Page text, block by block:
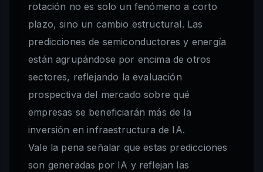
rotación no es solo un fenómeno a corto
plazo, sino un cambio estructural. Las
predicciones de semiconductores y energía
están agrupándose por encima de otros
sectores, reflejando la evaluación
prospectiva del mercado sobre qué
empresas se beneficiarán más de la
inversión en infraestructura de IA.
Vale la pena señalar que estas predicciones
son generadas por IA y reflejan las